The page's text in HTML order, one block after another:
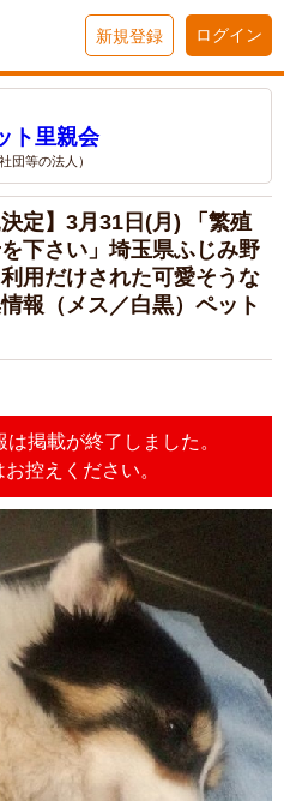
新規登録 ログイン
ト里親会
団等の法人）
定】3月31日(月) 「繁殖
下さい」埼玉県ふじみ野
用だけされた可愛そうな
報（メス／白黒）ペット
掲載が終了しました。
控えください。